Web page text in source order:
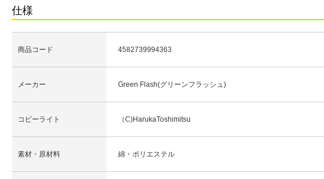
仕様
商品コード 4582739994363
メーカー Green Flash(グリーンフラッシュ)
コピーライト （C)HarukaToshimitsu
素材・原材料 綿・ポリエステル